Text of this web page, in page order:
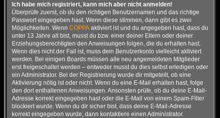
Ich habe mich registriert, kann mich aber nicht anmelden!
Überprüfe zuerst, ob du den richtigen Benutzernamen und das richtige
Passwort eingegeben hast. Wenn diese stimmen, dann gibt es zwei
Möglichkeiten. Wenn COPPA aktiviert ist und du angegeben hast, dass du
unter 13 Jahre alt bist, musst du bzw. einer deiner Eltern oder deiner
Erziehungsberechtigten den Anweisungen folgen, die du erhalten hast.
Wenn dies nicht der Fall ist, muss dein Benutzerkonto vielleicht aktiviert
werden. Bei einigen Boards müssen alle neu angemeldeten Mitglieder
erst freigeschaltet werden – entweder musst du dies selbst erledigen oder
ein Administrator. Bei der Registrierung wurde dir mitgeteilt, ob eine
Aktivierung nötig ist oder nicht. Wenn du eine E-Mail erhalten hast, folge
den dort enthaltenen Anweisungen. Ansonsten prüfe, ob du deine E-Mail-
Adresse korrekt eingegeben hast oder die E-Mail von einem Spam-Filter
blockiert wurde. Wenn du dir sicher bist, dass deine E-Mail-Adresse
korrekt eingegeben wurde, dann kontaktiere einen Administrator.